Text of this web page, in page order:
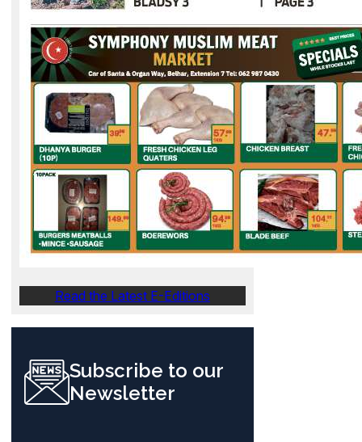
Read the Latest E-Editions
Subscribe to our
Newsletter